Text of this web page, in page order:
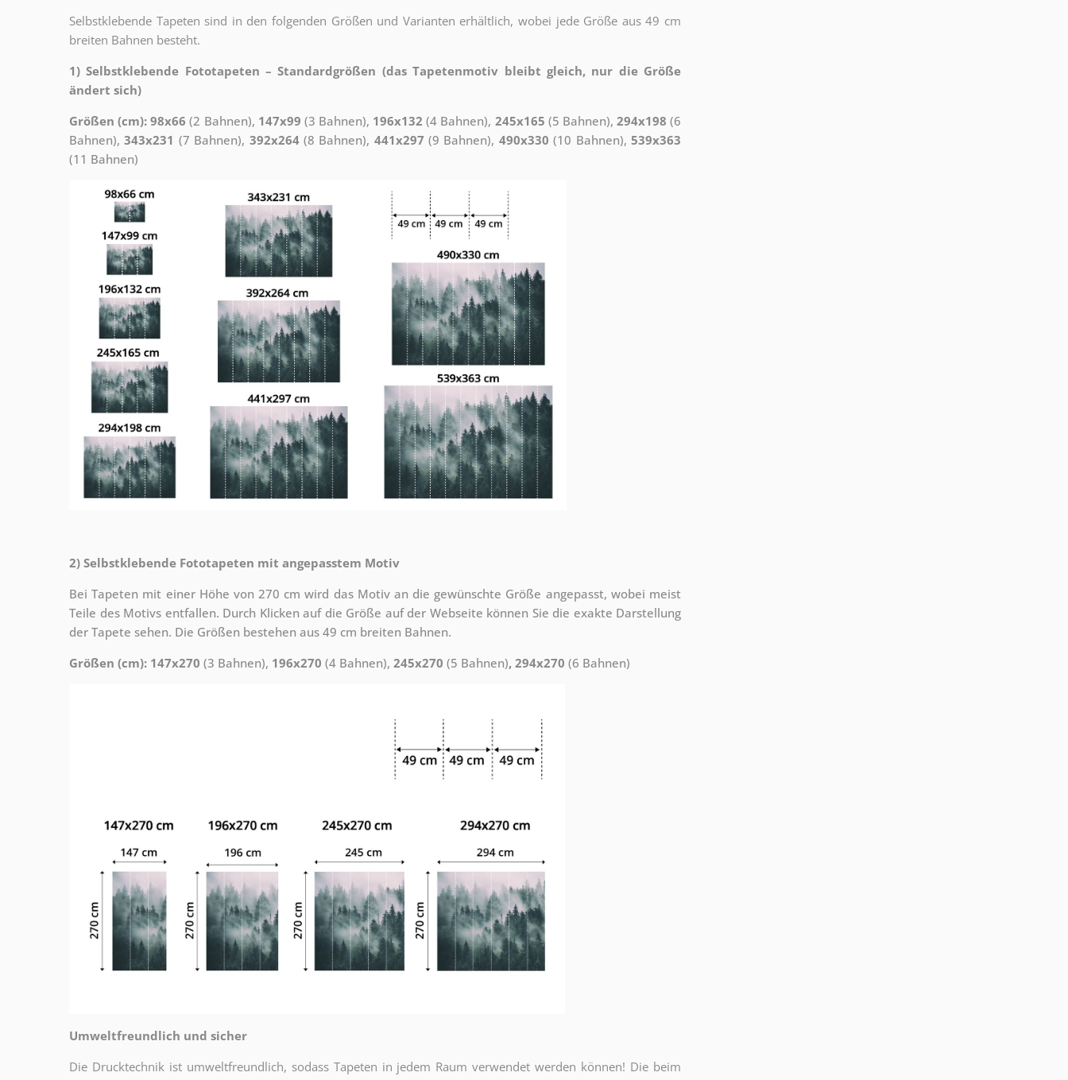
Selbstklebende Tapeten sind in den folgenden Größen und Varianten erhältlich, wobei jede Größe aus 49 cm
breiten Bahnen besteht.
1) Selbstklebende Fototapeten – Standardgrößen (das Tapetenmotiv bleibt gleich, nur die Größe
ändert sich)
Größen (cm): 98x66 (2 Bahnen), 147x99 (3 Bahnen), 196x132 (4 Bahnen), 245x165 (5 Bahnen), 294x198 (6
Bahnen),343x231 (7 Bahnen), 392x264(8 Bahnen), 441x297 (9 Bahnen), 490x330 (10 Bahnen),539x363
(11 Bahnen)
2) Selbstklebende Fototapeten mit angepasstem Motiv
Bei Tapeten mit einer Höhe von 270 cm wird das Motiv an die gewünschte Größe angepasst, wobei meist
Teile des Motivs entfallen. Durch Klicken auf die Größe auf der Webseite können Sie die exakte Darstellung
der Tapete sehen. Die Größen bestehen aus 49 cm breiten Bahnen.
Größen (cm): 147x270 (3 Bahnen), 196x270 (4 Bahnen), 245x270 (5 Bahnen), 294x270 (6 Bahnen)
Umweltfreundlich und sicher
Die Drucktechnik ist umweltfreundlich, sodass Tapeten in jedem Raum verwendet werden können! Die beim